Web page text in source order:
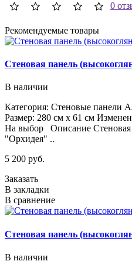
0
Рекомендуемые товары
Стеновая панель
В наличии
Категория: Стеновые панели
Размер: 280 см х 61 см
На выбор Описание Стеновая
"Орхидея" ..
5 200 руб.
Заказать
В закладки
В сравнение
Стеновая панель
В наличии